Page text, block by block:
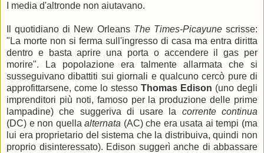
I media d'altronde non aiutavano.
Il quotidiano di New Orleans The Times-Picayunescrisse:
"La morte non si ferma sull'ingresso di casa ma entra diritta
dentro e basta aprire una porta o accendere il gas per
morire". La popolazione era talmente allarmata che si
susseguivano dibattiti sui giornali e qualcuno cercò pure di
approfittarsene, come lo stesso Thomas Edison (uno degli
imprenditori più noti, famoso per la produzione delle prime
lampadine) che suggeriva di usare la corrente continua
(DC) e non quellaalternata (AC) che era usata ai tempi (ma
lui era proprietario del sistema che la distribuiva, quindi non
proprio disinteressato). Edison suggerì anche di abbassare